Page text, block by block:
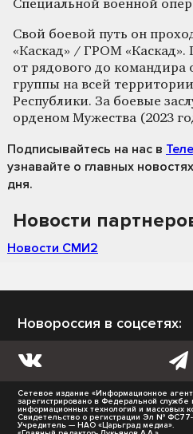
Специальной военной
Свой боевой путь он
«Каскад» / ГРОМ
от рядового до
группы на всей
Республики. За боевые
орденом Мужества (2023
Подписывайтесь на нас в
узнавайте о главных
дня.
Новости
Новости СМИ2
Новороссия в соцсетях:
Сетевое издание «Информационное
зарегистрировано в Федеральной службе
информационных технологий и массовых
Свидетельство о регистрации Эл №
Учредитель — НАО «Царьград медиа».